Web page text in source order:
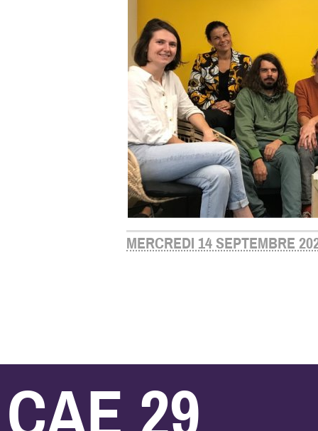
MERCREDI 14 SEPTEMBRE